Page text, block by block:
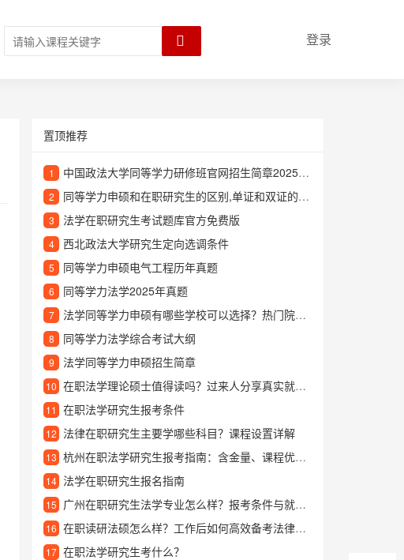
登录
置顶推荐
1 中国政法大学同等学力研修班官网招生简章2025最新版
2 同等学力申硕和在职研究生的区别,单证和双证的区别
3 法学在职研究生考试题库官方免费版
4 西北政法大学研究生定向选调条件
5 同等学力申硕电气工程历年真题
6 同等学力法学2025年真题
7 法学同等学力申硕有哪些学校可以选择？热门院校推荐
8 同等学力法学综合考试大纲
9 法学同等学力申硕招生简章
10 在职法学理论硕士值得读吗？过来人分享真实就读体验
11 在职法学研究生报考条件
12 法律在职研究生主要学哪些科目？课程设置详解
13 杭州在职法学研究生报考指南：含金量、课程优势与职业发展解析
14 法学在职研究生报名指南
15 广州在职研究生法学专业怎么样？报考条件与就业前景解析
16 在职读研法硕怎么样？工作后如何高效备考法律硕士
17 在职法学研究生考什么？